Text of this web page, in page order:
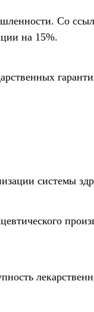
Со
на 15%.
системы